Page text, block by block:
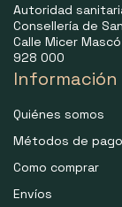
Autoridad
Consellería de
Calle Micer
928 000
Información
Quiénes somos
Métodos de pago
Como comprar
Envíos